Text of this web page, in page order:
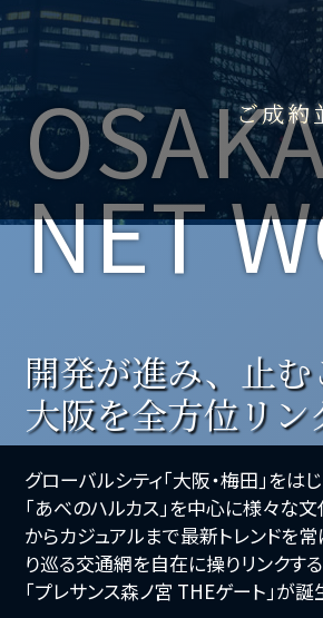
ご成約
NET
開発が進み、止
大阪を全方位リン
グローバルシティ｢大阪・梅田｣をは
｢あべのハルカス｣を中心に様々な文
からカジュアルまで最新トレンドを
り巡る交通網を自在に操りリンク
｢プレサンス森ノ宮 THEゲート｣が誕